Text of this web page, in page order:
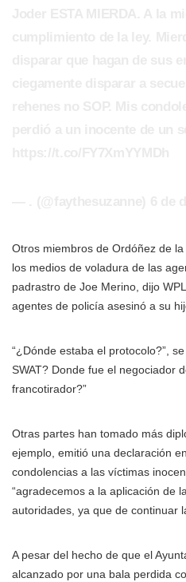
Otros miembros de Ordóñez de
los medios de voladura de las
padrastro de Joe Merino, dijo
agentes de policía asesinó a su
“¿Dónde estaba el protocolo?”,
SWAT? Donde fue el negociador
francotirador?”
Otras partes han tomado más
ejemplo, emitió una declaración
condolencias a las víctimas
“agradecemos a la aplicación de
autoridades, ya que de continuar
A pesar del hecho de que el
alcanzado por una bala perdida